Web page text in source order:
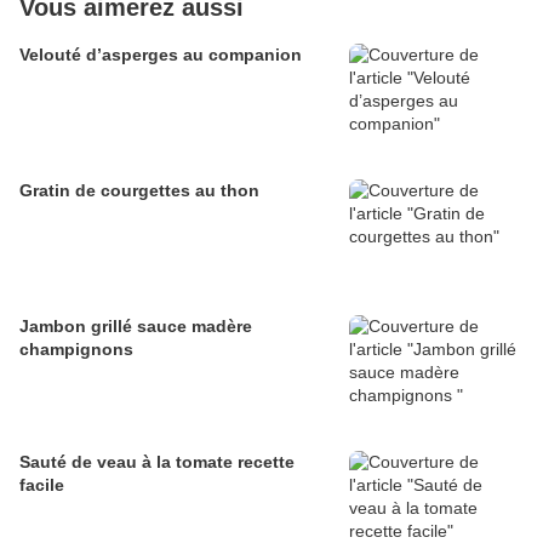
Vous aimerez aussi
Velouté d’asperges au companion
Gratin de courgettes au thon
Jambon grillé sauce madère
champignons
Sauté de veau à la tomate recette
facile